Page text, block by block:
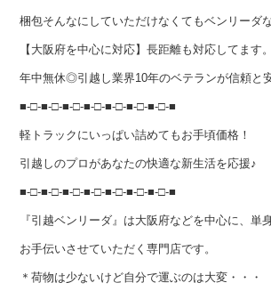
梱包そんなにしていただけなくてもベンリーダ
【大阪府を中心に対応】長距離も対応してます
年中無休◎引越し業界10年のベテランが信頼と
■-□-■-□-■-□-■-□-■-□-■-□-■-□-■
軽トラックにいっぱい詰めてもお手頃価格！
引越しのプロがあなたの快適な新生活を応援♪
■-□-■-□-■-□-■-□-■-□-■-□-■-□-■
『引越ベンリーダ』は大阪府などを中心に、単
お手伝いさせていただく専門店です。
＊荷物は少ないけど自分で運ぶのは大変・・・